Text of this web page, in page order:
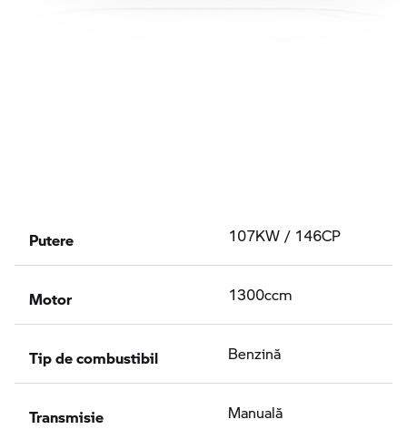
Putere 107KW / 146CP
Motor 1300ccm
Tip de combustibil Benzină
Transmisie Manuală